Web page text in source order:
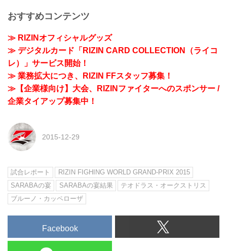
おすすめコンテンツ
≫ RIZINオフィシャルグッズ
≫ デジタルカード「RIZIN CARD COLLECTION（ライコ
レ）」サービス開始！
≫ 業務拡大につき、RIZIN FFスタッフ募集！
≫【企業様向け】大会、RIZINファイターへのスポンサー /
企業タイアップ募集中！
2015-12-29
試合レポート
RIZIN FIGHING WORLD GRAND-PRIX 2015
SARABAの宴
SARABAの宴結果
テオドラス・オークストリス
ブルーノ・カッペローザ
Facebook